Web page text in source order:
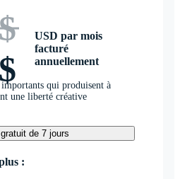
USD par mois
facturé
annuellement
qui produisent à
une liberté créative
de 7 jours
: